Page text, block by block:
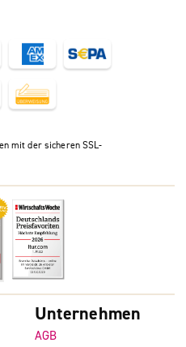
mit der sicheren SSL-
Unternehmen
AGB